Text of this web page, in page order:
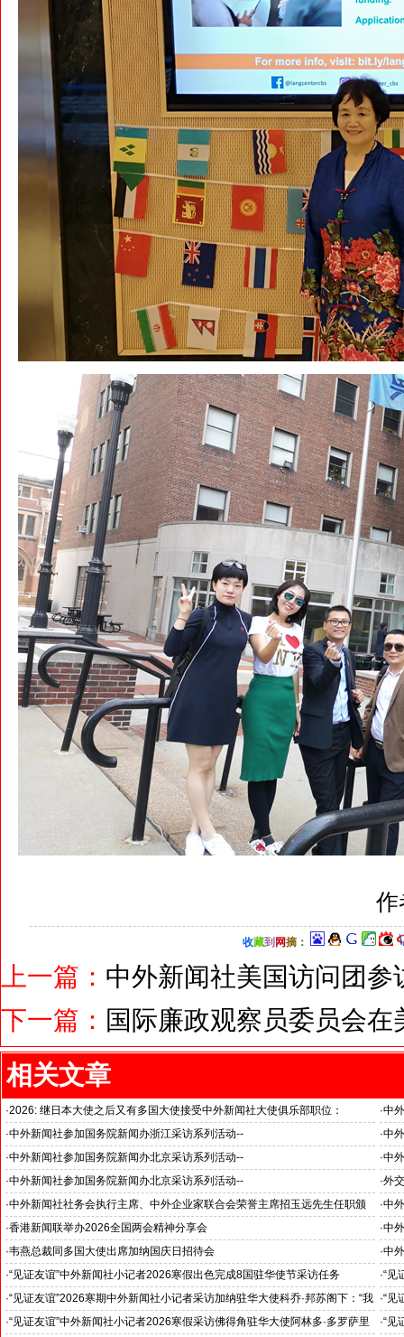
收藏到 网摘：
上一篇： 中外新闻社美国访问团参
下一篇： 国际廉政观察员委员会
相关文章
·2026: 继日本大使之后又有多国大使接受中外新闻社大使俱乐部职位：
国之交在于民相亲, 民相亲在于心相通
·中
·中外新闻社参加国务院新闻办浙江采访系列活动--
推动科技创新和产业创新深度融合
·中
“科
·中外新闻社参加国务院新闻办北京采访系列活动--
见证科技创新和产业创新高质量发展
·中
小
·中外新闻社参加国务院新闻办北京采访系列活动--
北京人形机器人创新中心打造具有全球影响力的应用示范高地
·外
·中外新闻社社务会执行主席、中外企业家联合会荣誉主席招玉远先生任职颁
证仪式在香港举行
·中
·香港新闻联举办2026全国两会精神分享会 ·中
对
·韦燕总裁同多国大使出席加纳国庆日招待会 ·中
·“见证友谊”中外新闻社小记者2026寒假出色完成8国驻华使节采访任务
斯洛伐克驻华大使莱齐亚克阁下为小记者们颁发“优秀小记者(优秀小小外交
官)”证书
·“见
下：
·“见证友谊”2026寒期中外新闻社小记者采访加纳驻华大使科乔·邦苏阁下：“我
十分享受在中国的时光……”
·“见
们将
·“见证友谊”中外新闻社小记者2026寒假采访佛得角驻华大使阿林多·多罗萨里
·“见